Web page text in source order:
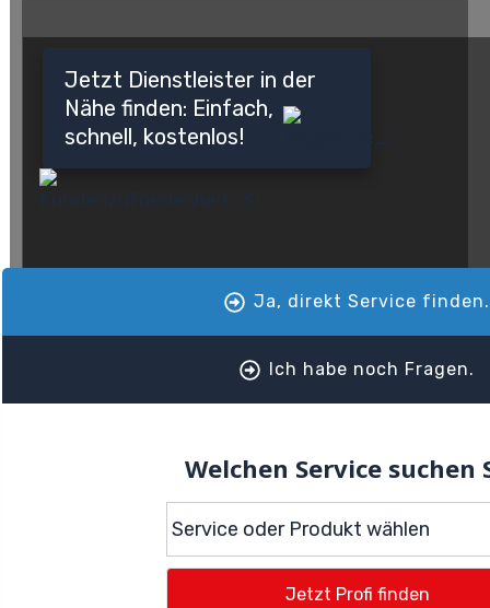
Jetzt Dienstleister in der
Nähe finden: Einfach,
schnell, kostenlos!
Ja, direkt Service finden.
Ich habe noch Fragen.
Welchen Service suchen